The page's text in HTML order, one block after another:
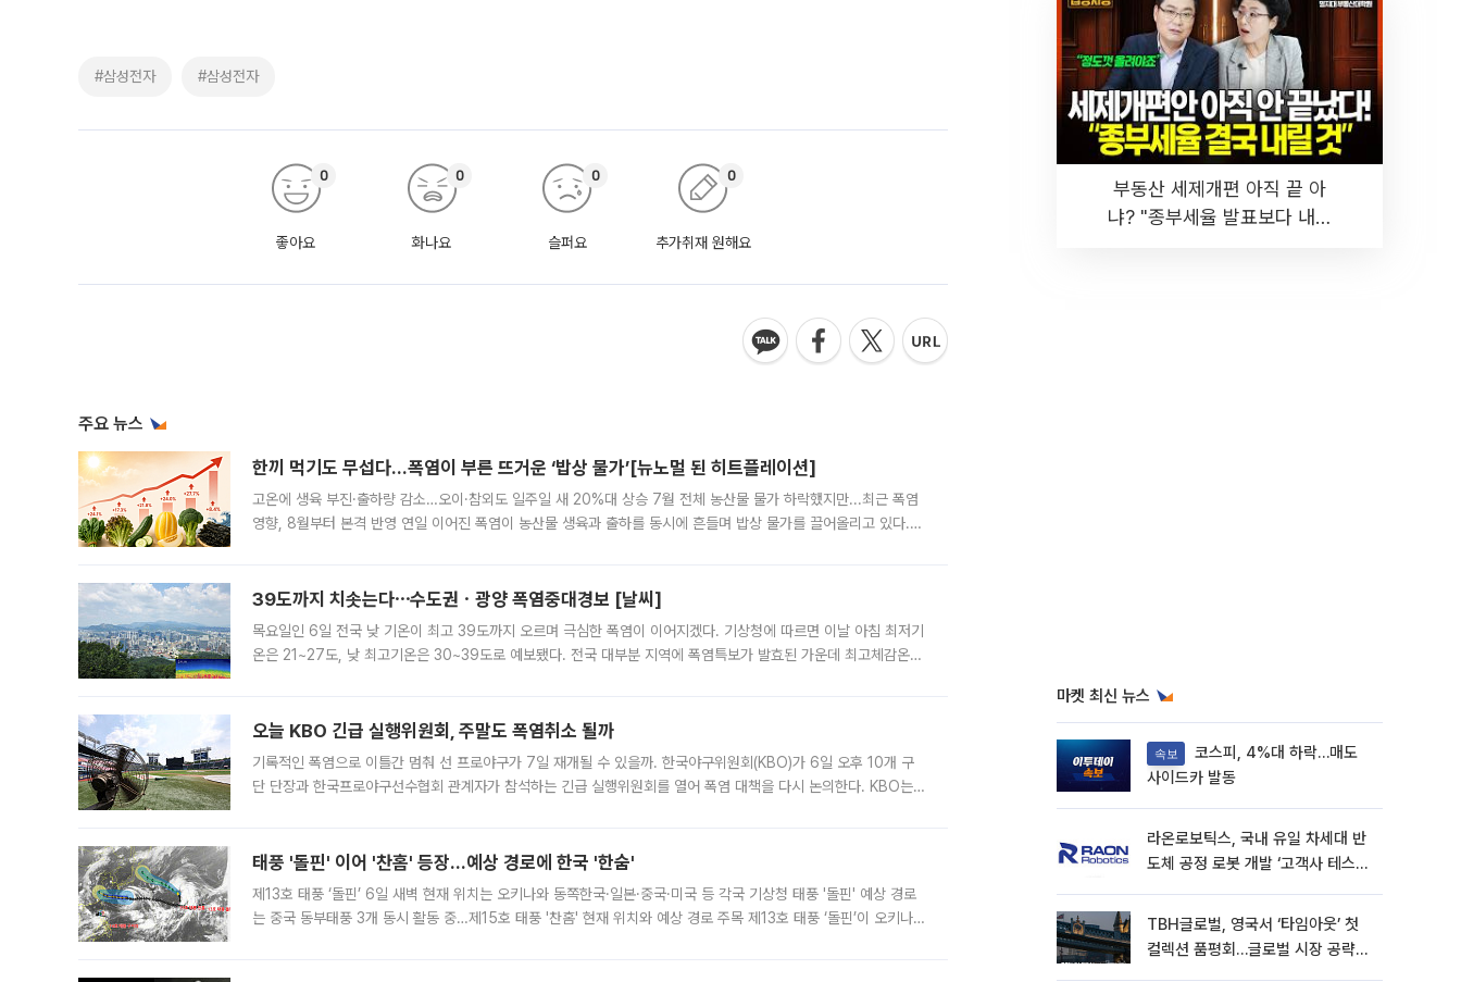
#삼성전자 #삼성전자
좋아요
0
화나요
0
슬퍼요
0
추가취재 원해요
0
주요 뉴스
한끼 먹기도 무섭다...폭염이 부른 뜨거운 ‘밥상 물가’[뉴노멀 된 히트플레이션]
고온에 생육 부진·출하량 감소…오이·참외도 일주일 새 20%대 상승 7월 전체 농산물 물가 하락했지만...최근 폭염
영향, 8월부터 본격 반영 연일 이어진 폭염이 농산물 생육과 출하를 동시에 흔들며 밥상 물가를 끌어올리고 있다.
39도까지 치솟는다⋯수도권ㆍ광양 폭염중대경보 [날씨]
목요일인 6일 전국 낮 기온이 최고 39도까지 오르며 극심한 폭염이 이어지겠다. 기상청에 따르면 이날 아침 최저기
온은 21~27도, 낮 최고기온은 30~39도로 예보됐다. 전국 대부분 지역에 폭염특보가 발효된 가운데 최고체감온도
오늘 KBO 긴급 실행위원회, 주말도 폭염취소 될까
기록적인 폭염으로 이틀간 멈춰 선 프로야구가 7일 재개될 수 있을까. 한국야구위원회(KBO)가 6일 오후 10개 구
단 단장과 한국프로야구선수협회 관계자가 참석하는 긴급 실행위원회를 열어 폭염 대책을 다시 논의한다. KBO는
태풍 '돌핀' 이어 '찬홈' 등장…예상 경로에 한국 '한숨'
제13호 태풍 ‘돌핀’ 6일 새벽 현재 위치는 오키나와 동쪽한국·일본·중국·미국 등 각국 기상청 태풍 '돌핀' 예상 경로
는 중국 동부태풍 3개 동시 활동 중…제15호 태풍 '찬홈' 현재 위치와 예상 경로 주목 제13호 태풍 ‘돌핀’이 오키나와
부동산 세제개편 아직 끝 아
냐? "종부세율 발표보다 내릴
마켓 최신 뉴스
속보
사이드카 발동
라온로보틱스, 국내 유일 차세대 반
도체 공정 로봇 개발 ‘고객사 테스트
TBH글로벌, 영국서 ‘타임아웃’ 첫
컬렉션 품평회…글로벌 시장 공략